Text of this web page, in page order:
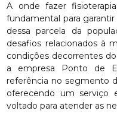
A onde fazer
fundamental para
dessa parcela da
desafios relacionados à
condições decorrentes
a empresa Ponto de
referência no segmento
oferecendo um serviço
voltado para atender as